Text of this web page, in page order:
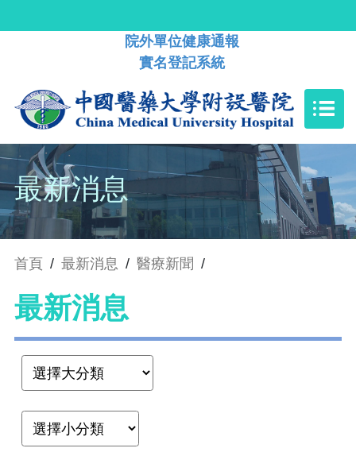
院外單位健康通報
實名登記系統
最新消息
首頁 / 最新消息 / 醫療新聞 /
最新消息